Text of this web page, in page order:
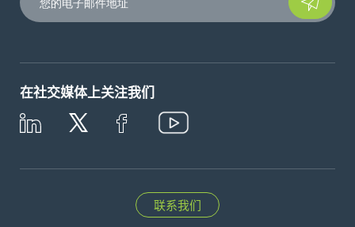
在社交媒体上关注我们
联系我们